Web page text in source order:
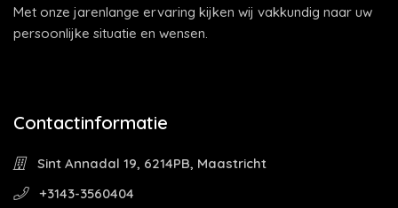
Met onze jarenlange ervaring kijken wij vakkundig naar uw
persoonlijke situatie en wensen.
Contactinformatie
Sint Annadal 19, 6214PB, Maastricht
+3143-3560404